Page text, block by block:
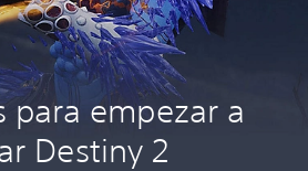
para empezar a
Destiny 2